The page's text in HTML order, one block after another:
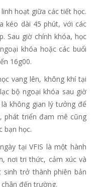
hoạt giữa các tiết học.
kéo dài 45 phút, với các
Sau giờ chính khóa, học
khóa hoặc các buổi
16g00.
vang lên, không khí tại
bộ ngoại khóa sau giờ
không gian lý tưởng để
phát triển đam mê cũng
bạn học.
tại VFIS là một hành
nơi tri thức, cảm xúc và
trở thành phiên bản
đến trường.